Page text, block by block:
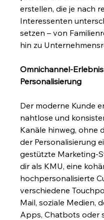
erstellen, die je nach
Interessenten
setzen – von
hin zu
Omnichannel-
Personalisierung
Der moderne Kunde
nahtlose und
Kanäle hinweg, ohne
der Personalisierung
gestützte Marketing-
dir als KMU, eine
hochpersonalisierte
verschiedene
Mail, soziale Medien,
Apps, Chatbots oder